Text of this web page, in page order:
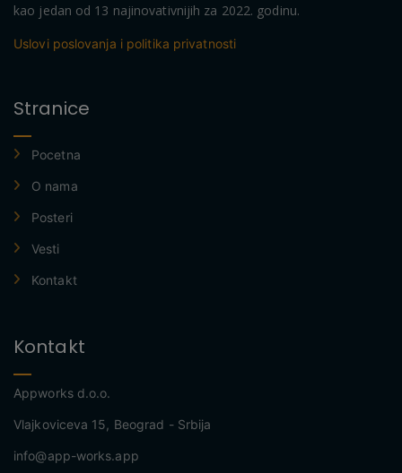
kao jedan od 13 najinovativnijih za 2022. godinu.
Uslovi poslovanja i politika privatnosti
Stranice
Pocetna
O nama
Posteri
Vesti
Kontakt
Kontakt
Appworks d.o.o.
Vlajkoviceva 15, Beograd - Srbija
info@app-works.app